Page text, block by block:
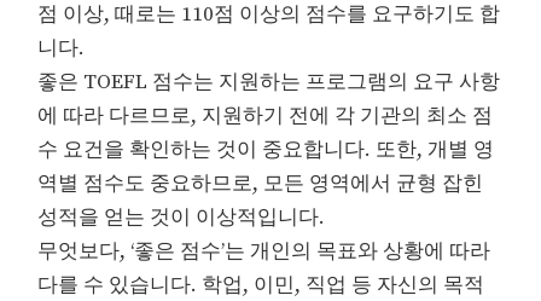
점 이상, 때로는 110점 이상의 점수를 요구하기도 합
니다.
좋은 TOEFL 점수는 지원하는 프로그램의 요구 사항
에 따라 다르므로, 지원하기 전에 각 기관의 최소 점
수 요건을 확인하는 것이 중요합니다. 또한, 개별 영
역별 점수도 중요하므로, 모든 영역에서 균형 잡힌
성적을 얻는 것이 이상적입니다.
무엇보다, ‘좋은 점수’는 개인의 목표와 상황에 따라
다를 수 있습니다. 학업, 이민, 직업 등 자신의 목적